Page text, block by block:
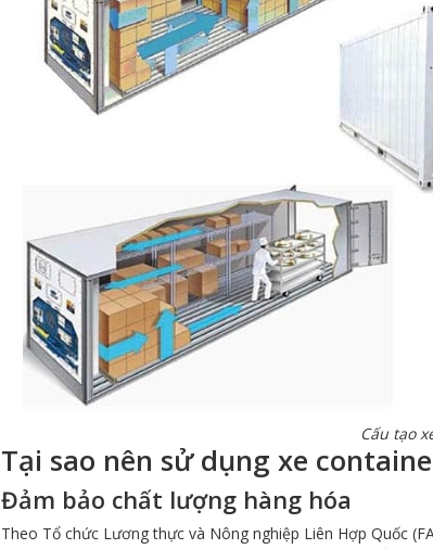
Cấu tạo
Tại sao nên sử dụng xe
Đảm bảo chất lượng hàng hóa
Theo Tổ chức Lương thực và Nông nghiệp Liên Hợp Quốc